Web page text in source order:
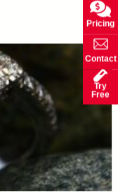
Pricing
Contact
Try
Free